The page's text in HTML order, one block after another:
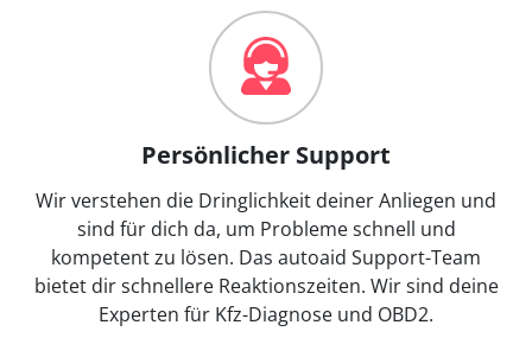
Persönlicher Support
Wir verstehen die Dringlichkeit deiner Anliegen und
sind für dich da, um Probleme schnell und
kompetent zu lösen. Das autoaid Support-Team
bietet dir schnellere Reaktionszeiten. Wir sind deine
Experten für Kfz-Diagnose und OBD2.